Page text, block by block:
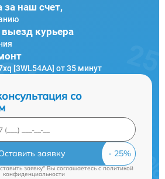
за наш счет,
курьера
[3WL54AA] от 35 минут
со
заявку
заявку" Вы соглашаетесь cполитикой
конфиденциальности